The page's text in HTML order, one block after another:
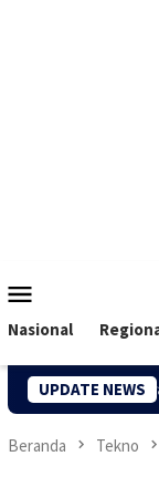
Mobile
Nasional
UPDATE NEWS
Riau
Beranda Tekno